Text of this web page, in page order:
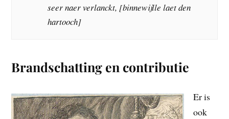
seer naer verlanckt, [binnewijlle laet den
hartooch]
Brandschatting en contributie
Er is
ook